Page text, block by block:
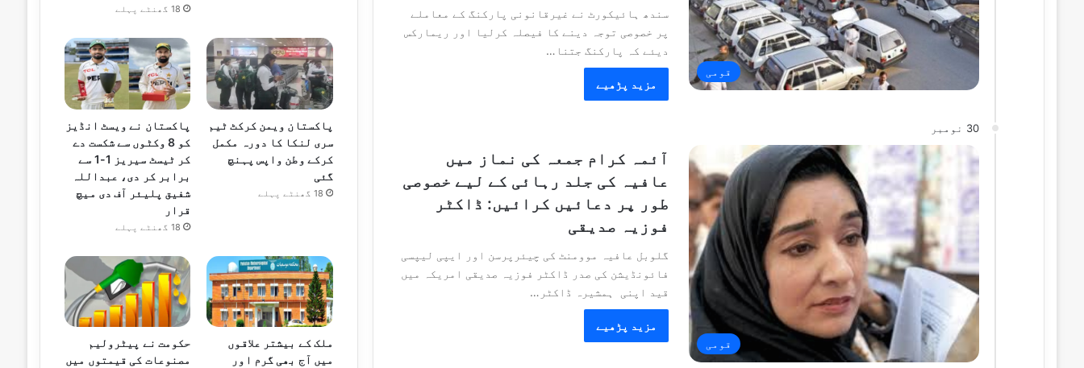
قومی
سندھ ہائیکورٹ نے غیرقانونی پارکنگ کے معاملے
پر خصوصی توجہ دینے کا فیصلہ کرلیا اور ریمارکس
دیئے کہ پارکنگ جتنا…
مزید پڑھیے
30 نومبر
قومی
آئمہ کرام جمعہ کی نماز میں
عافیہ کی جلد رہائی کے لیے خصوصی
طور پر دعائیں کرائیں: ڈاکٹر
فوزیہ صدیقی
گلوبل عافیہ موومنٹ کی چیئرپرسن اور ایپی لیپسی
فائونڈیشن کی صدر ڈاکٹر فوزیہ صدیقی امریکہ میں
قید اپنی ہمشیرہ ڈاکٹر…
مزید پڑھیے
18 گھنٹے پہلے
پاکستان ویمن کرکٹ ٹیم
سری لنکا کا دورہ مکمل
کرکے وطن واپس پہنچ
گئی
18 گھنٹے پہلے
پاکستان نے ویسٹ انڈیز
کو 8 وکٹوں سے شکست دے
کر ٹیسٹ سیریز 1-1 سے
برابر کر دی، عبداللہ
شفیق پلیئر آف دی میچ
قرار
18 گھنٹے پہلے
ملک کے بیشتر علاقوں
میں آج بھی گرم اور
حکومت نے پیٹرولیم
مصنوعات کی قیمتوں میں